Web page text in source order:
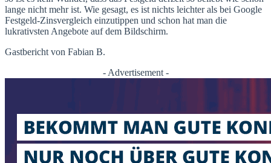
lange nicht mehr ist. Wie gesagt, es ist nichts leichter als bei Google
Festgeld-Zinsvergleich einzutippen und schon hat man die
lukrativsten Angebote auf dem Bildschirm.
Gastbericht von Fabian B.
- Advertisement -